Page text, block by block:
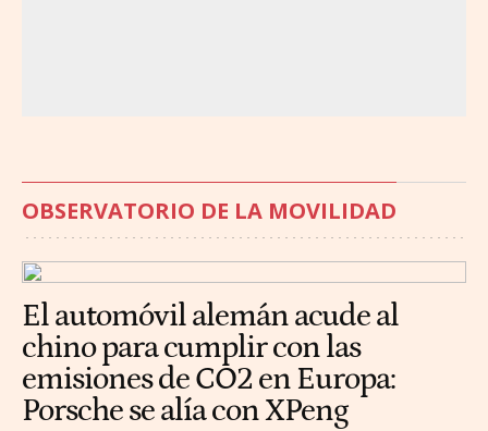
OBSERVATORIO DE LA MOVILIDAD
El automóvil alemán acude al
chino para cumplir con las
emisiones de CO2 en Europa:
Porsche se alía con XPeng